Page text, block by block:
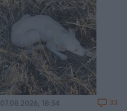
07.08.2026, 18:54 33